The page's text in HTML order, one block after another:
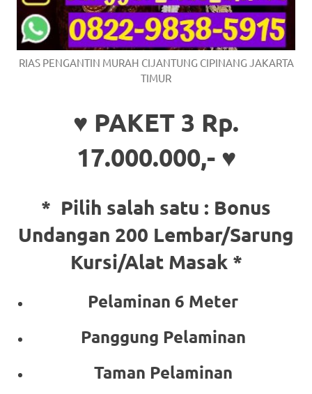
RIAS PENGANTIN MURAH CIJANTUNG CIPINANG JAKARTA
TIMUR
♥ PAKET 3 Rp.
17.000.000,- ♥
* Pilih salah satu : Bonus
Undangan 200 Lembar/Sarung
Kursi/Alat Masak *
Pelaminan 6 Meter
Panggung Pelaminan
Taman Pelaminan